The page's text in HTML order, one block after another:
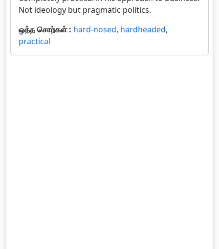
Not ideology but pragmatic politics.
ஒத்த சொற்கள் : hard-nosed, hardheaded,
practical